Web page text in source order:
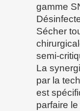
gamme
Sécher
semi-
La
par la
est
parfaire